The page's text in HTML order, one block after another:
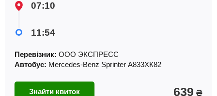
07:10
11:54
Перевізник: ООО ЭКСПРЕСС
Автобус: Mercedes-Benz Sprinter А833ХК82
Знайти квиток 639 ₴